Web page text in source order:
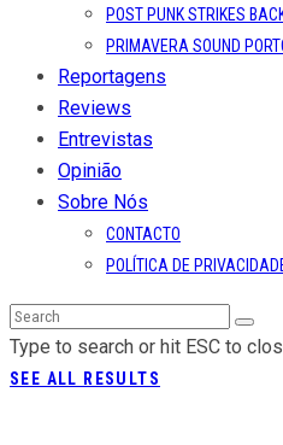
POST PUNK STRIKES
PRIMAVERA SOUND
Reportagens
Reviews
Entrevistas
Opinião
Sobre Nós
CONTACTO
POLÍTICA DE
Type to search or hit ESC to
SEE ALL RESULTS